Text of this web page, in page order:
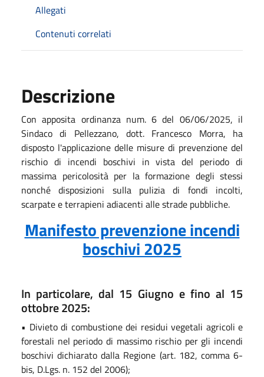
Allegati
Contenuti correlati
Descrizione
Con apposita ordinanza num. 6 del 06/06/2025, il
Sindaco di Pellezzano, dott. Francesco Morra, ha
disposto l'applicazione delle misure di prevenzione del
rischio di incendi boschivi in vista del periodo di
massima pericolosità per la formazione degli stessi
nonché disposizioni sulla pulizia di fondi incolti,
scarpate e terrapieni adiacenti alle strade pubbliche.
Manifesto prevenzione incendi
boschivi 2025
In particolare, dal 15 Giugno e fino al 15
ottobre 2025:
• Divieto di combustione dei residui vegetali agricoli e
forestali nel periodo di massimo rischio per gli incendi
boschivi dichiarato dalla Regione (art. 182, comma 6-
bis, D.Lgs. n. 152 del 2006);